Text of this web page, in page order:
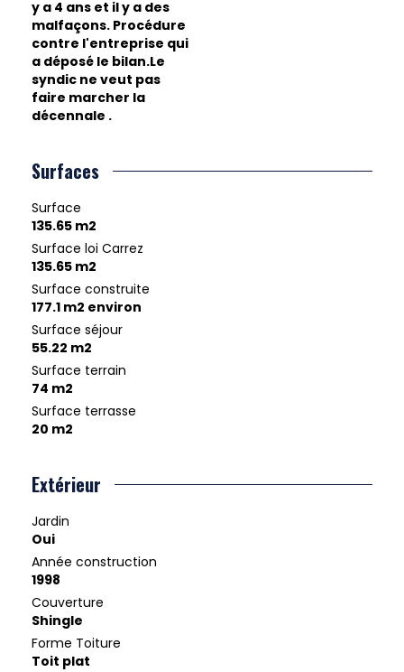
y a 4 ans et il y a des
malfaçons. Procédure
contre l'entreprise qui
a déposé le bilan.Le
syndic ne veut pas
faire marcher la
décennale .
Surfaces
Surface
135.65 m2
Surface loi Carrez
135.65 m2
Surface construite
177.1 m2 environ
Surface séjour
55.22 m2
Surface terrain
74 m2
Surface terrasse
20 m2
Extérieur
Jardin
Oui
Année construction
1998
Couverture
Shingle
Forme Toiture
Toit plat